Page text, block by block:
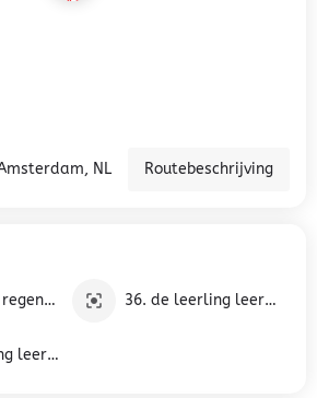
NL Routebeschrijving
37 f. tijd van regenten en vorsten (1600–1700) 36. de leerling leert betekenisvolle vragen te stellen over maatschappelijke kwesties en verschijnselen, een beargumenteerd standpunt in te nemen en te verdedigen en respectvol met kritiek om te gaan.
37. de leerling leert een kader van tien tijdvakken te gebruiken om gebeurtenissen, ontwikkelingen en personen in hun tijd te plaatsen.